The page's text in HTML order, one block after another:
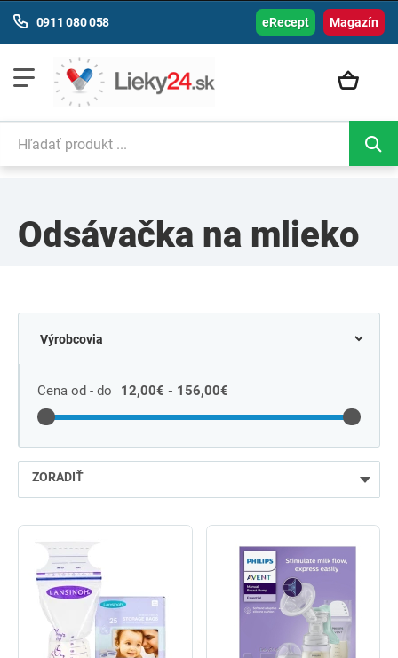
Magazín
0911 080 058 eRecept
Odsávačka na mlieko
Cena od - do 12,00€ - 156,00€
ZORADIŤ
najpredávanejšie
podľa názvu od A